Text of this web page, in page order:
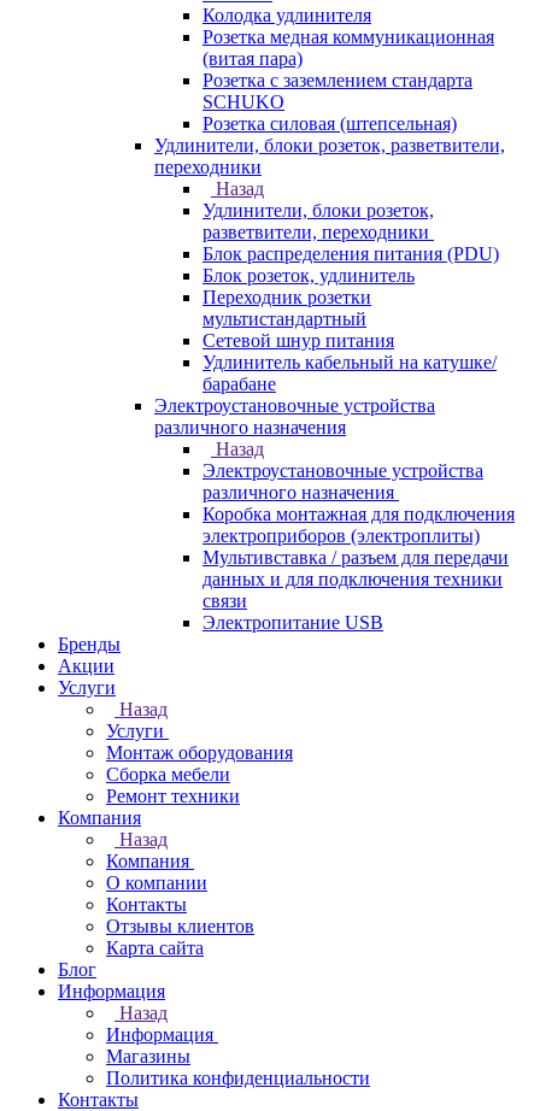
Колодка удлинителя
Розетка медная коммуникационная
(витая пара)
Розетка с заземлением стандарта
SCHUKO
Розетка силовая (штепсельная)
Удлинители, блоки розеток, разветвители,
переходники
Назад
Удлинители, блоки розеток,
разветвители, переходники
Блок распределения питания (PDU)
Блок розеток, удлинитель
Переходник розетки
мультистандартный
Сетевой шнур питания
Удлинитель кабельный на катушке/
барабане
Электроустановочные устройства
различного назначения
Назад
Электроустановочные устройства
различного назначения
Коробка монтажная для подключения
электроприборов (электроплиты)
Мультивставка / разъем для передачи
данных и для подключения техники
связи
Электропитание USB
Бренды
Акции
Услуги
Назад
Услуги
Монтаж оборудования
Сборка мебели
Ремонт техники
Компания
Назад
Компания
О компании
Контакты
Отзывы клиентов
Карта сайта
Блог
Информация
Назад
Информация
Магазины
Политика конфиденциальности
Контакты